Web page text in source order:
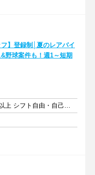
フ】登録制│夏のレアバイ
野球案件も！週1～短期
週1日以上 1日6時間以上 シフト自由・自己申告